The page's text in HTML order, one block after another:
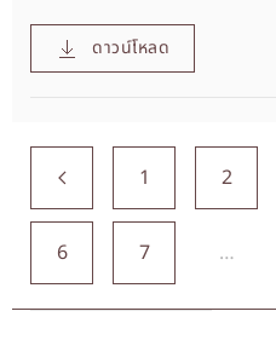
ดาวน์โหลด
1 2
6 7 …